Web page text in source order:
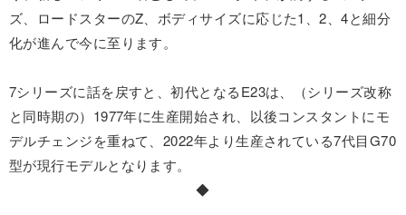
ズ、ロードスターのZ、ボディサイズに応じた1、2、4と細分
化が進んで今に至ります。
7シリーズに話を戻すと、初代となるE23は、（シリーズ改称
と同時期の）1977年に生産開始され、以後コンスタントにモ
デルチェンジを重ねて、2022年より生産されている7代目G70
型が現行モデルとなります。
◆